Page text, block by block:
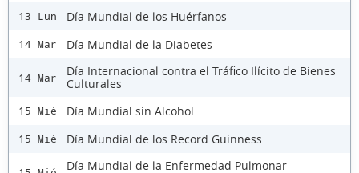
13 Lun Día Mundial de los Huérfanos
14 Mar Día Mundial de la Diabetes
14 Mar
Día Internacional contra el Tráfico Ilícito de Bienes
Culturales
15 Mié Día Mundial sin Alcohol
15 Mié Día Mundial de los Record Guinness
Día Mundial de la Enfermedad Pulmonar